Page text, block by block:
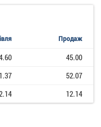
Продаж
45.00
52.07
12.14